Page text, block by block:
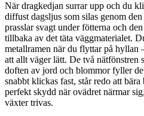
När dragkedjan surrar upp och du
diffust dagsljus som silas genom
prasslar svagt under fötterna och
tillbaka av det täta väggmaterialet.
metallramen när du flyttar på hyllan
att allt väger lätt. De två nätfönstren
doften av jord och blommor fyller
snabbt klickas fast, står redo att
perfekt skydd när ovädret närmar
växter trivas.